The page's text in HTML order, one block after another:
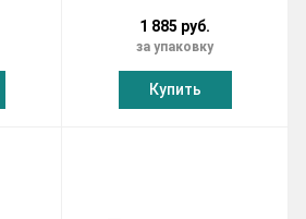
1 885 руб.
за упаковку
Купить